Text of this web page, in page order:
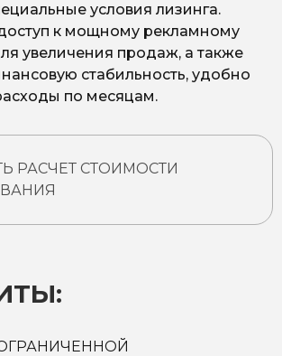
условия лизинга.
к мощному рекламному
увеличения продаж, а также
стабильность, удобно
по месяцам.
РАСЧЕТ СТОИМОСТИ